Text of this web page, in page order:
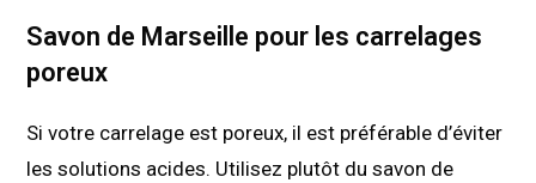
Savon de Marseille pour les carrelages
poreux
Si votre carrelage est poreux, il est préférable d’éviter
les solutions acides. Utilisez plutôt du savon de